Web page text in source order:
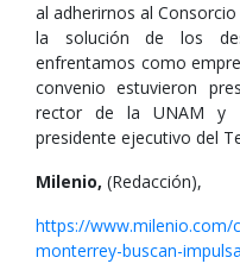
al adherirnos al
la solución de los
enfrentamos como
convenio estuvieron
rector de la UNAM y
presidente ejecutivo del
Milenio, (Redacción),
https://
monterrey-buscan-